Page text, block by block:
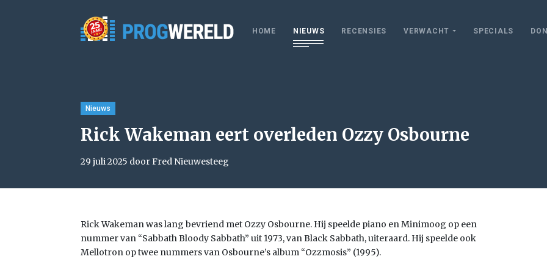
HOME NIEUWS RECENSIES VERWACHT SPECIALS
Nieuws
Rick Wakeman eert overleden Ozzy Osbourne
29 juli 2025 door Fred Nieuwesteeg
Rick Wakeman was lang bevriend met Ozzy Osbourne. Hij speelde piano en Minimoog op een
nummer van “Sabbath Bloody Sabbath” uit 1973, van Black Sabbath, uiteraard. Hij speelde ook
Mellotron op twee nummers van Osbourne’s album “Ozzmosis” (1995).